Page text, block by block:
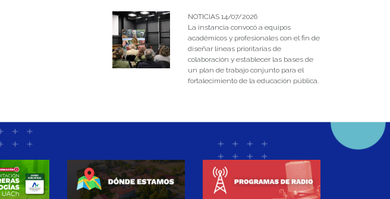
NOTICIAS 14/07/2026
La instancia convocó a equipos
académicos y profesionales con el fin de
diseñar líneas prioritarias de
colaboración y establecer las bases de
un plan de trabajo conjunto para el
fortalecimiento de la educación pública.